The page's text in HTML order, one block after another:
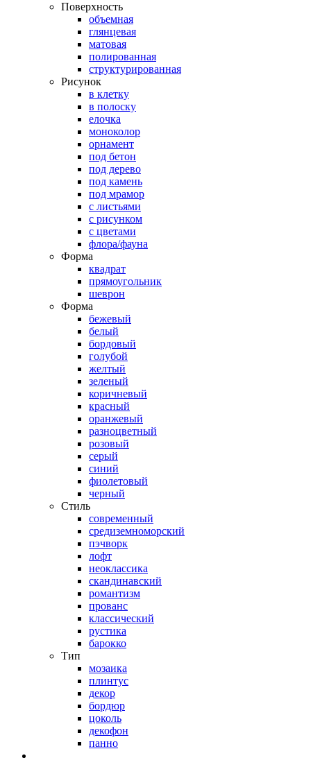
Поверхность
объемная
глянцевая
матовая
полированная
структурированная
Рисунок
в клетку
в полоску
елочка
моноколор
орнамент
под бетон
под дерево
под камень
под мрамор
с листьями
с рисунком
с цветами
флора/фауна
Форма
квадрат
прямоугольник
шеврон
Форма
бежевый
белый
бордовый
голубой
желтый
зеленый
коричневый
красный
оранжевый
разноцветный
розовый
серый
синий
фиолетовый
черный
Стиль
современный
средиземноморский
пэчворк
лофт
неоклассика
скандинавский
романтизм
прованс
классический
рустика
барокко
Тип
мозаика
плинтус
декор
бордюр
цоколь
декофон
панно